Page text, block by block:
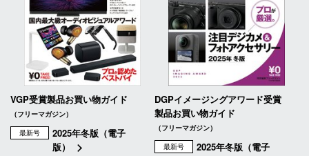
VGP受賞製品お買い物ガイド
（フリーマガジン）
最新号
2025年冬版（電子
版）
DGPイメージングアワード受賞
製品お買い物ガイド
（フリーマガジン）
最新号
2025年冬版（電子